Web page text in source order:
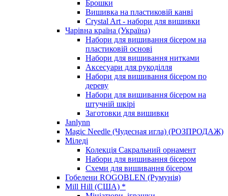
Брошки
Вишивка на пластиковій канві
Crystal Art - набори для вишивки
Чарівна країна (Україна)
Набори для вишивання бісером на
пластиковій основі
Набори для вишивання нитками
Аксесуари для рукоділля
Набори для вишивання бісером по
дереву
Набори для вишивання бісером на
штучній шкірі
Заготовки для вишивки
Janlynn
Magic Needle (Чудесная игла) (РОЗПРОДАЖ)
Міледі
Колекція Сакральний орнамент
Набори для вишивання бісером
Схеми для вишивання бісером
Гобелени ROGOBLEN (Румунія)
Mill Hill (США) *